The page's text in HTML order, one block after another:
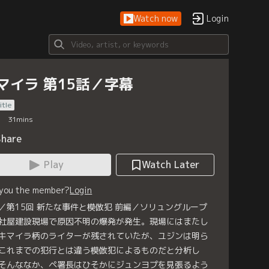
Watch now Login
イラ 第15話／字幕
31mins
Play
Watch Later
the member?Login
第15回 新たな事件と模倣犯 前編／ソリュングループ
屋建設現場で原因不明の爆発が発生。現場にはまたし
マイラ柄のライターが残されていたが、ユジンは明ら
れまでの犯行とは違う模倣犯によるものだと分析し
んななか、ペ署長はひそかにジュンヨプを見張るよう